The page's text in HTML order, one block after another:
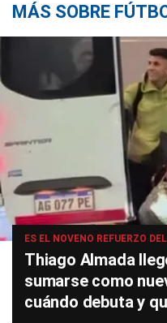
MÁS SOBRE
ES EL NOVENO REFUERZO
Thiago Almada
sumarse como
cuándo debuta y